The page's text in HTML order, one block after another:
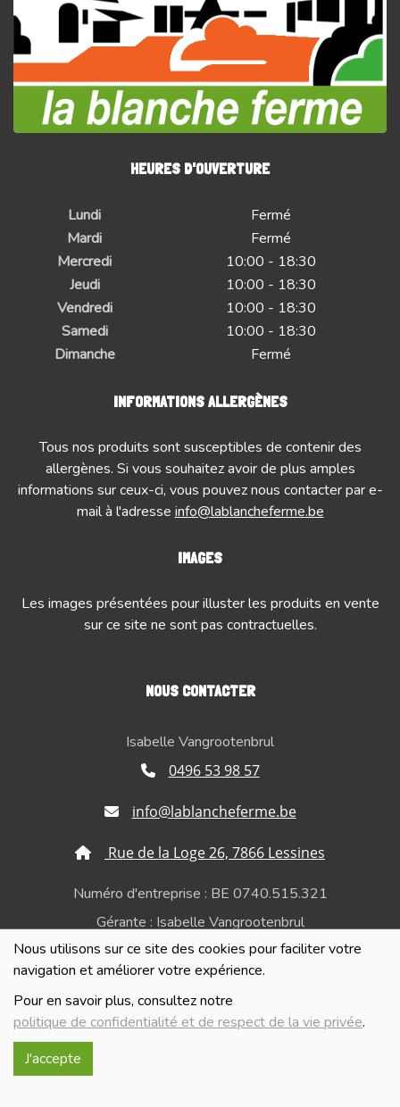
Nous utilisons sur ce site des cookies pour faciliter votre
navigation et améliorer votre expérience.
Pour en savoir plus, consultez notre
politique de confidentialité et de respect de la vie privée.
J'accepte
HEURES D'OUVERTURE
Lundi
Fermé
Mardi
Fermé
Mercredi
10:00 - 18:30
Jeudi
10:00 - 18:30
Vendredi
10:00 - 18:30
Samedi
10:00 - 18:30
Dimanche
Fermé
INFORMATIONS ALLERGÈNES
Tous nos produits sont susceptibles de contenir des
allergènes. Si vous souhaitez avoir de plus amples
informations sur ceux-ci, vous pouvez nous contacter par e-
mail à l'adresse info@lablancheferme.be
IMAGES
Les images présentées pour illuster les produits en vente
sur ce site ne sont pas contractuelles.
NOUS CONTACTER
Isabelle Vangrootenbrul
0496 53 98 57
info@lablancheferme.be
Rue de la Loge 26, 7866 Lessines
Numéro d'entreprise : BE 0740.515.321
Gérante : Isabelle Vangrootenbrul
Politique de confidentialité et de respect de la vie
privée